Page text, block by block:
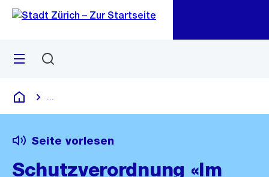
Navigation
Sprunglink
Menü
Deutsch
Seite vorlesen
Schutzverordnung «Im